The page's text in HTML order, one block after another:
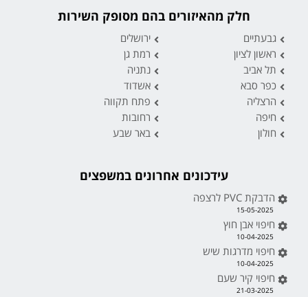
חלק מהאיזורים בהם מסופק השירות
גבעתיים
ירושלים
ראשון לציון
רמת גן
תל אביב
נתניה
כפר סבא
אשדוד
הרצליה
פתח תקווה
חיפה
רחובות
חולון
באר שבע
עידכונים אחרונים במשפצים
הדבקת PVC לרצפה
15-05-2025
חיפוי אבן חוץ
10-04-2025
חיפוי מדרגות שיש
10-04-2025
חיפוי קיר שעם
21-03-2025